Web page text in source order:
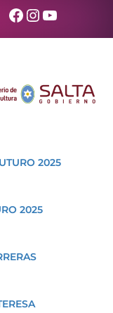
Facebook
Instagram
YouTube
2025
2025